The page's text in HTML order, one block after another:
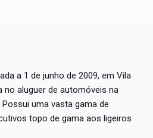
a 1 de junho de 2009, em Vila
no aluguer de automóveis na
uma vasta gama de
topo de gama aos ligeiros